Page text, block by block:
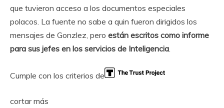
que tuvieron acceso a los documentos especiales
polacos. La fuente no sabe a quin fueron dirigidos los
mensajes de Gonzlez, pero están escritos como informe
para sus jefes en los servicios de Inteligencia
Cumple con los criterios de
cortar más